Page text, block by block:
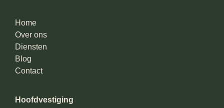
Home
Over ons
Diensten
Blog
Contact
Hoofdvestiging